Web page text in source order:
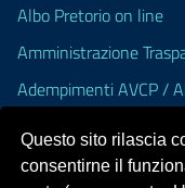
Albo Pretorio on line
Amministrazione
Adempimenti AVCP /
Dichiarazione di
Questo sito rilascia
consentirne il